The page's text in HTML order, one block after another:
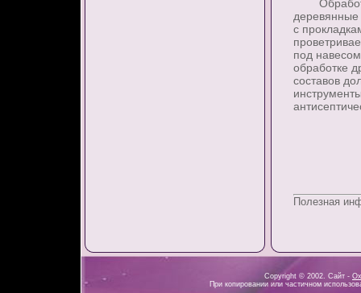
деревянные
с
под
обработке
составов
Полезная
Copyright © 2002. Сайт -
При копировании или частичном